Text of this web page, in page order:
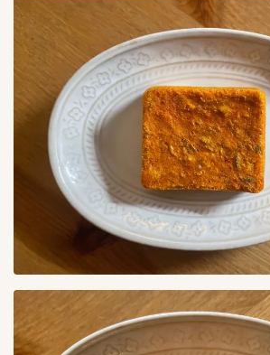
青唐辛子味噌漬け
青唐辛子醤油漬け 0
韓国スーパー探訪 3
韓国バンチャン